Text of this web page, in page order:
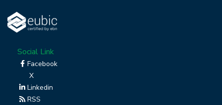
Social Link
Facebook
X
Linkedin
RSS